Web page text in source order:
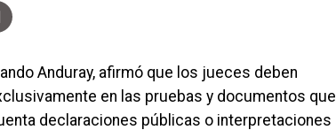
Anduray, afirmó que los jueces deben
en las pruebas y documentos que
declaraciones públicas o interpretaciones